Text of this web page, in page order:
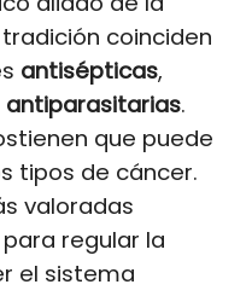
coinciden
antisépticas,
antiparasitarias.
que puede
tipos de cáncer.
valoradas
regular la
el sistema